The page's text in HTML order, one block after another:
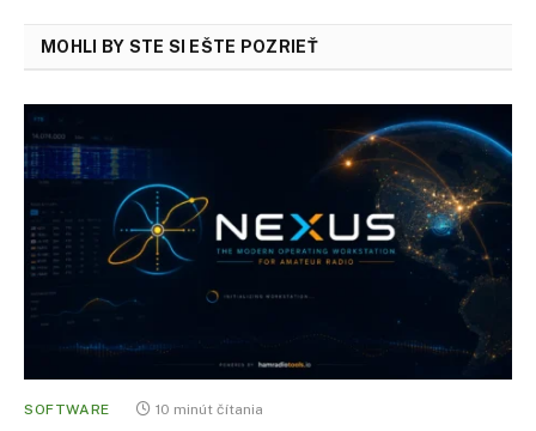
MOHLI BY STE SI EŠTE POZRIEŤ
SOFTWARE 10 minút čítania